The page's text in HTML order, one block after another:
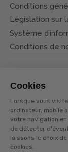
Cookies
Lorsque vous
ordinateur, mobile
votre navigation
de détecter
laissons le choix
cookies.
Conditions
Législation sur
Système
Conditions de